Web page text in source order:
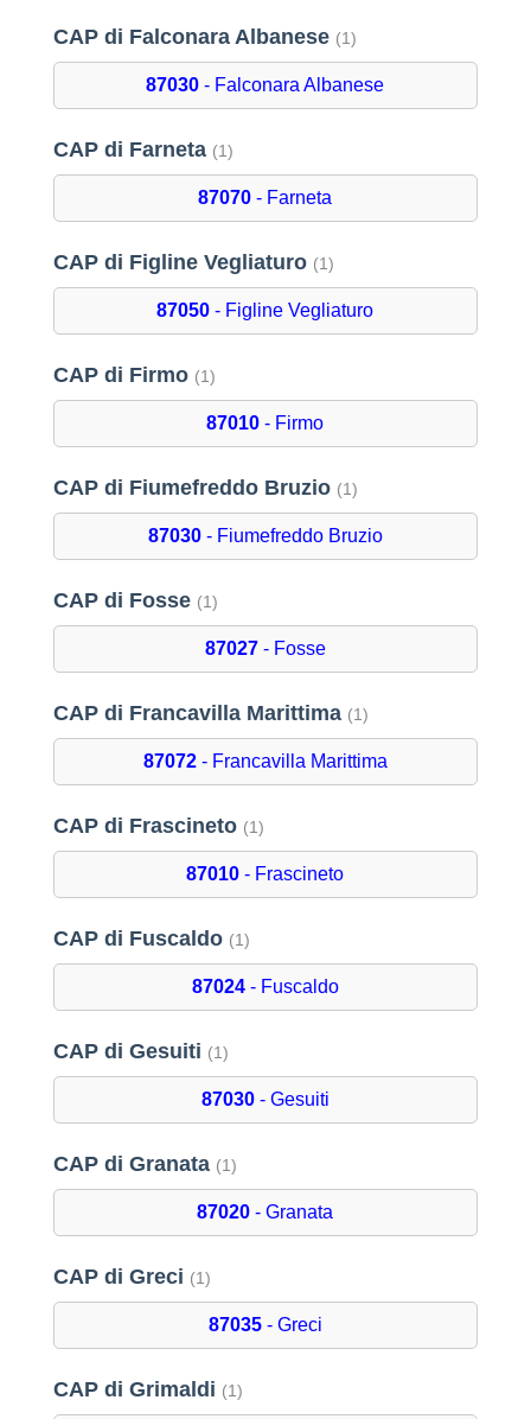
CAP di Falconara Albanese (1)
87030 - Falconara Albanese
CAP di Farneta (1)
87070 - Farneta
CAP di Figline Vegliaturo (1)
87050 - Figline Vegliaturo
CAP di Firmo (1)
87010 - Firmo
CAP di Fiumefreddo Bruzio (1)
87030- Fiumefreddo Bruzio
CAP di Fosse (1)
87027- Fosse
CAP di Francavilla Marittima (1)
87072- Francavilla Marittima
CAP di Frascineto (1)
87010 - Frascineto
CAP di Fuscaldo (1)
87024- Fuscaldo
CAP di Gesuiti (1)
87030- Gesuiti
CAP di Granata (1)
87020 - Granata
CAP di Greci (1)
87035- Greci
CAP di Grimaldi (1)